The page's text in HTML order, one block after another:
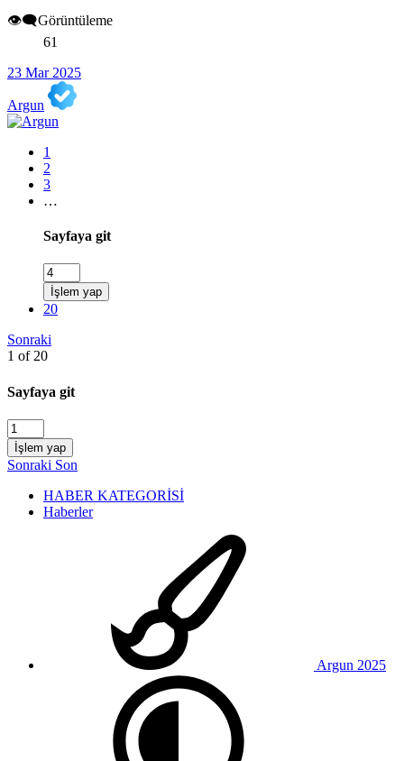
👁️‍🗨️Görüntüleme
61
23 Mar 2025
Argun
1
2
3
…
Sayfaya git
İşlem yap
20
Sonraki
1 of 20
Sayfaya git
İşlem yap
Sonraki Son
HABER KATEGORİSİ
Haberler
Argun 2025